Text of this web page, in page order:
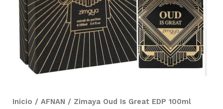
Inicio / AFNAN / Zimaya Oud Is Great EDP 100ml